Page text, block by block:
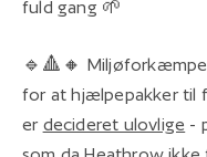
fuld gang 🌱
🔹🔺🔸
for at hjælpepakker til
er decideret ulovlige -